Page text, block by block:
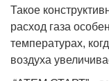
Такое
расход газа
температурах,
воздуха